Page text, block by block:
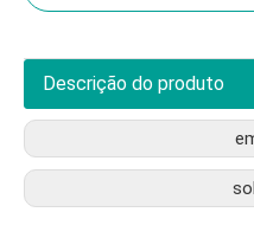
Descrição do produto